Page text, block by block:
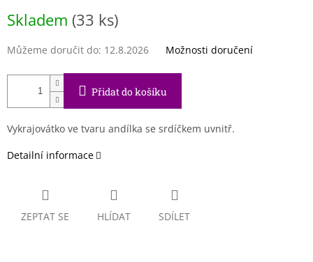
cena:
Skladem (33 ks)
Můžeme doručit do: 12.8.2026 Možnosti doručení
Přidat do košíku
Vykrajovátko ve tvaru andílka se srdíčkem uvnitř.
Detailní informace
ZEPTAT SE HLÍDAT SDÍLET